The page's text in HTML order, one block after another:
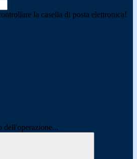
la casella di posta elettronica!
dell'operazione...